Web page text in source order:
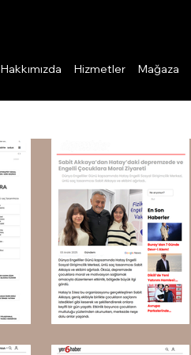
Hakkımızda Hizmetler Mağaza